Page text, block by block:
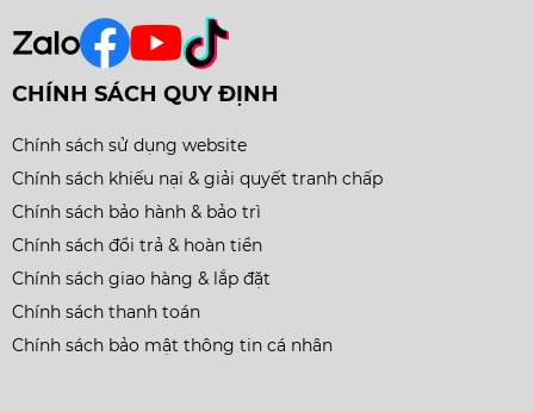
CHÍNH SÁCH QUY ĐỊNH
Chính sách sử dụng website
Chính sách khiếu nại & giải quyết tranh chấp
Chính sách bảo hành & bảo trì
Chính sách đổi trả & hoàn tiền
Chính sách giao hàng & lắp đặt
Chính sách thanh toán
Chính sách bảo mật thông tin cá nhân